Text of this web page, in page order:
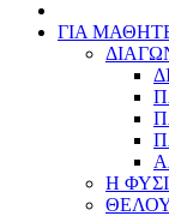
ΓΙΑ
Η